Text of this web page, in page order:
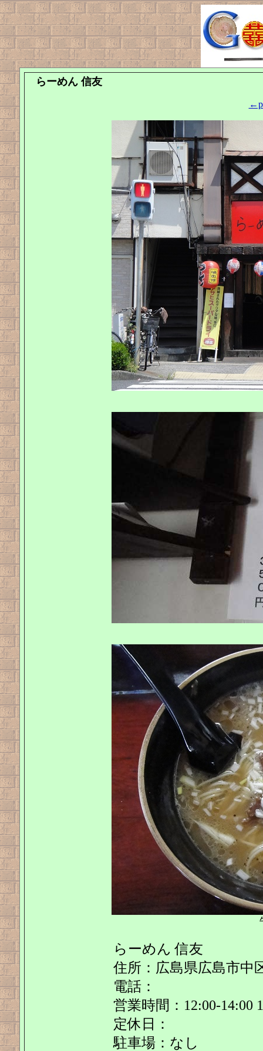
らーめん 信友
らーめん 信友
住所：広島県広島市中
電話：
営業時間：12:00-14:00
定休日：
駐車場：なし